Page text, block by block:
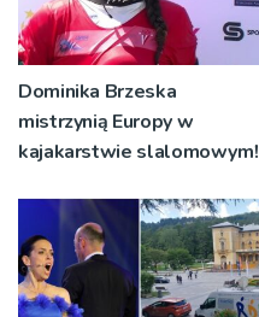
Dominika Brzeska
mistrzynią Europy w
kajakarstwie slalomowym!